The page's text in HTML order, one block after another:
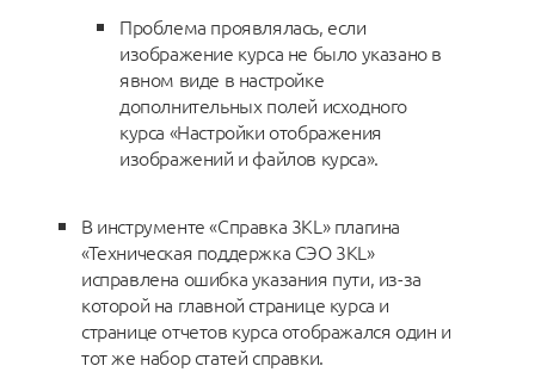
Проблема проявлялась, если
изображение курса не было указано в
явном виде в настройке
дополнительных полей исходного
курса «Настройки отображения
изображений и файлов курса».
В инструменте «Справка 3KL» плагина
«Техническая поддержка СЭО 3KL»
исправлена ошибка указания пути, из-за
которой на главной странице курса и
странице отчетов курса отображался один и
тот же набор статей справки.